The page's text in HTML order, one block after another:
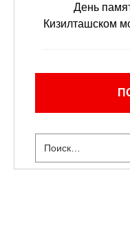
День
Кизилташском